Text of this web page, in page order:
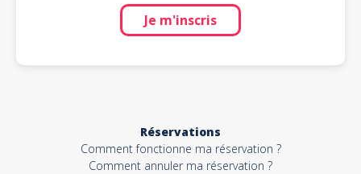
Je m'inscris
Réservations
Comment fonctionne ma réservation ?
Comment annuler ma réservation ?